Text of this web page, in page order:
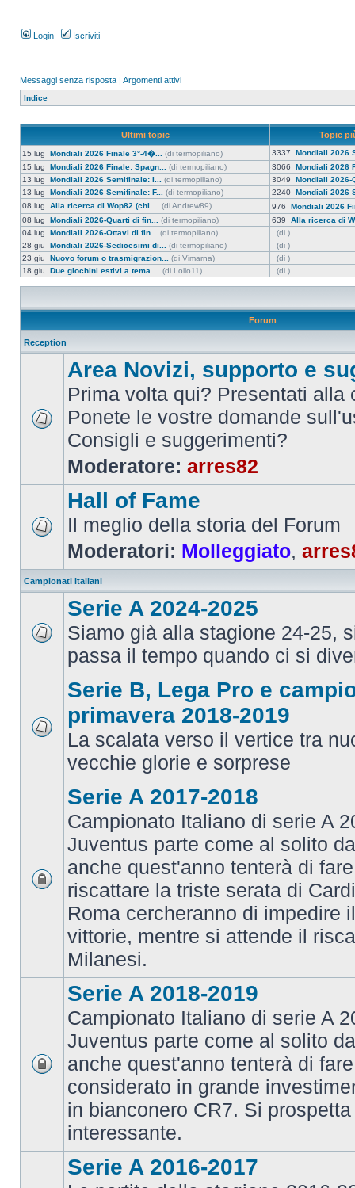
Login Iscriviti
Messaggi senza risposta | Argomenti attivi
Indice
Ultimi topic Topic
15 lug Mondiali 2026 Finale 3°-4�... (di termopiliano) 3337 Mondiali 2026
15 lug Mondiali 2026 Finale: Spagn... (di termopiliano) 3066 Mondiali 2026
13 lug Mondiali 2026 Semifinale: I... (di termopiliano) 3049 Mondiali 2026-
13 lug Mondiali 2026 Semifinale: F... (di termopiliano) 2240 Mondiali 2026
08 lug Alla ricerca di Wop82 (chi ... (di Andrew89) 976 Mondiali 2026
08 lug Mondiali 2026-Quarti di fin... (di termopiliano) 639 Alla ricerca di
04 lug Mondiali 2026-Ottavi di fin... (di termopiliano)
(di )
28 giu Mondiali 2026-Sedicesimi di... (di termopiliano)
(di )
23 giu Nuovo forum o trasmigrazion... (di Vimarna)
(di )
18 giu Due giochini estivi a tema ... (di Lollo11) (di )
Forum
Reception
Area Novizi, supporto e
Prima volta qui? Presentati alla
Ponete le vostre domande
Consigli e suggerimenti?
Moderatore: arres82
Hall of Fame
Il meglio della storia del Forum
Moderatori: Molleggiato,
Campionati italiani
Serie A 2024-2025
Siamo già alla stagione 24-25,
passa il tempo quando ci si
Serie B, Lega Pro e
primavera 2018-2019
La scalata verso il vertice tra
vecchie glorie e sorprese
Serie A 2017-2018
Campionato Italiano di serie A
Juventus parte come al solito
anche quest'anno tenterà di
riscattare la triste serata di
Roma cercheranno di impedire
vittorie, mentre si attende il
Milanesi.
Serie A 2018-2019
Campionato Italiano di serie A
Juventus parte come al solito
anche quest'anno tenterà di
considerato in grande
in bianconero CR7. Si
interessante.
Serie A 2016-2017